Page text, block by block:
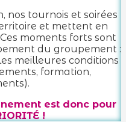
nos tournois et soirées
et mettent en
moments forts sont
du groupement :
meilleures conditions
formation,
est donc pour
!